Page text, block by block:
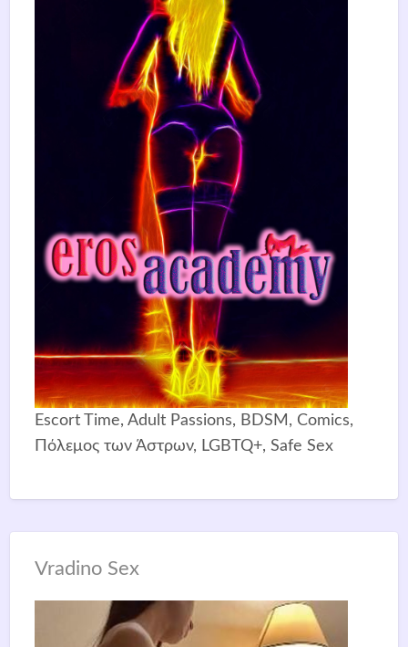
Escort Time, Adult Passions, BDSM, Comics,
Πόλεμος των Άστρων, LGBTQ+, Safe Sex
Vradino Sex